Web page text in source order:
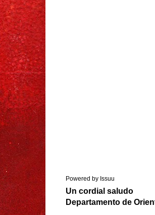
Powered by Issuu
Un cordial saludo
Departamento de